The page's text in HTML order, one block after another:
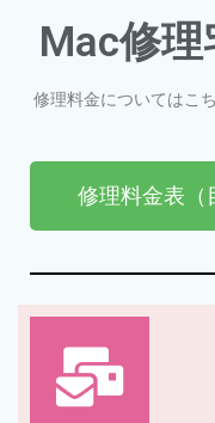
Mac修
修理料金についてはこ
修理料金表（